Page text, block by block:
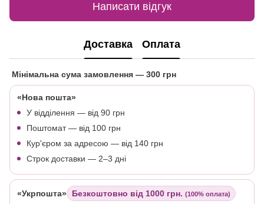
Написати відгук
Доставка Оплата
Мінімальна сума замовлення — 300 грн
«Нова пошта»
У відділення — від 90 грн
Поштомат — від 100 грн
Кур'єром за адресою — від 140 грн
Строк доставки — 2–3 дні
«Укрпошта» Безкоштовно від 1000 грн. (100% оплата)